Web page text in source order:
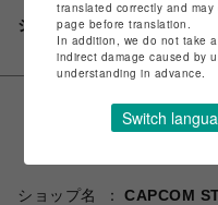
シェアする
ショップ名
CAPCOM
translated correctly and
page before translation.
In addition, we do not take
indirect damage caused by
understanding in advance.
Switch